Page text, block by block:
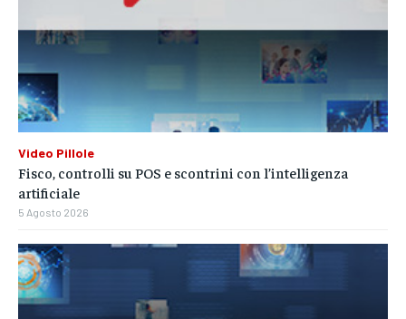
Video Pillole
Fisco, controlli su POS e scontrini con l’intelligenza
artificiale
5 Agosto 2026